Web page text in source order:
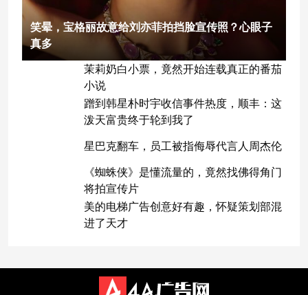
笑晕，宝格丽故意给刘亦菲拍挡脸宣传照？心眼子
真多
茉莉奶白小票，竟然开始连载真正的番茄
小说
蹭到韩星朴时宇收信事件热度，顺丰：这
泼天富贵终于轮到我了
星巴克翻车，员工被指侮辱代言人周杰伦
《蜘蛛侠》是懂流量的，竟然找佛得角门
将拍宣传片
美的电梯广告创意好有趣，怀疑策划部混
进了天才